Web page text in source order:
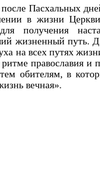
Пасхальных
в жизни
получения
жизненный путь.
на всех путях
православия и
обителям, в
вечная».